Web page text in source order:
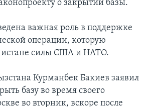
о закрытии базы.
важная роль в поддержке
операции, которую
силы США и НАТО.
Курманбек Бакиев заявил
базу во время своего
во вторник, вскоре после